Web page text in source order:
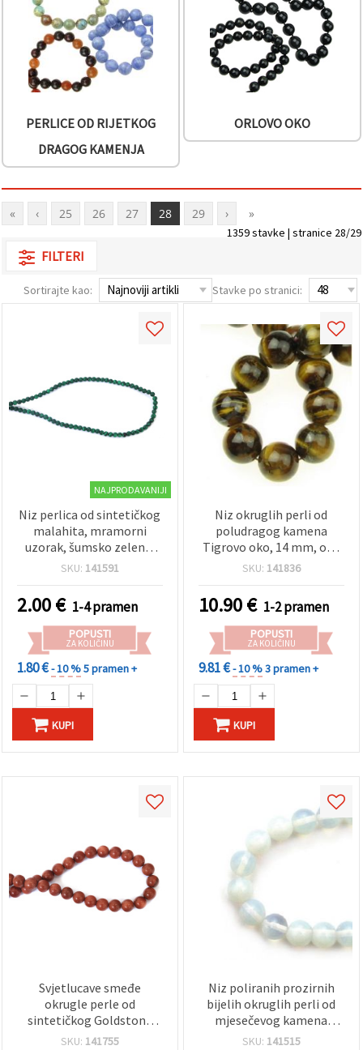
PERLICE OD RIJETKOG
DRAGOG KAMENJA
ORLOVO OKO
« ‹ 25 26 27 28 29 › »
1359 stavke | stranice 28/29
FILTERI
Sortirajte kao: Stavke po stranici:
NAJPRODAVANIJI
Niz perlica od sintetičkog
malahita, mramorni
uzorak, šumsko zelena,
okrugle 4 mm, 100 kom
SKU: 141591
2.00€ 1-4 pramen
POPUSTI
ZA KOLIČINU
1.80 €- 10 %5 pramen +
KUPI
Niz okruglih perli od
poludragog kamena
Tigrovo oko, 14 mm, oko
28 kom
SKU: 141836
10.90€ 1-2 pramen
POPUSTI
ZA KOLIČINU
9.81 €- 10 %3 pramen +
KUPI
Svjetlucave smeđe
okrugle perle od
sintetičkog Goldstone
stakla, 12 mm, bojane, niz
SKU: 141755
Niz poliranih prozirnih
bijelih okruglih perli od
mjesečevog kamena
(Opal), 12 mm – poludragi
SKU: 141515